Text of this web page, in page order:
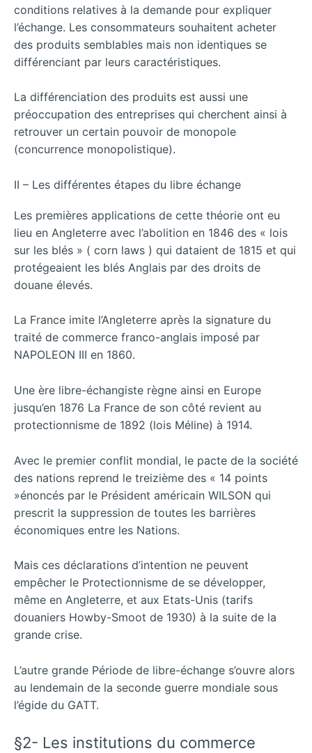
conditions relatives à la demande pour expliquer
l’échange. Les consommateurs souhaitent acheter
des produits semblables mais non identiques se
différenciant par leurs caractéristiques.
La différenciation des produits est aussi une
préoccupation des entreprises qui cherchent ainsi à
retrouver un certain pouvoir de monopole
(concurrence monopolistique).
II – Les différentes étapes du libre échange
Les premières applications de cette théorie ont eu
lieu en Angleterre avec l’abolition en 1846 des « lois
sur les blés » ( corn laws ) qui dataient de 1815 et qui
protégeaient les blés Anglais par des droits de
douane élevés.
La France imite l’Angleterre après la signature du
traité de commerce franco-anglais imposé par
NAPOLEON III en 1860.
Une ère libre-échangiste règne ainsi en Europe
jusqu’en 1876 La France de son côté revient au
protectionnisme de 1892 (lois Méline) à 1914.
Avec le premier conflit mondial, le pacte de la société
des nations reprend le treizième des « 14 points
»énoncés par le Président américain WILSON qui
prescrit la suppression de toutes les barrières
économiques entre les Nations.
Mais ces déclarations d’intention ne peuvent
empêcher le Protectionnisme de se développer,
même en Angleterre, et aux Etats-Unis (tarifs
douaniers Howby-Smoot de 1930) à la suite de la
grande crise.
L’autre grande Période de libre-échange s’ouvre alors
au lendemain de la seconde guerre mondiale sous
l’égide du GATT.
§2- Les institutions du commerce